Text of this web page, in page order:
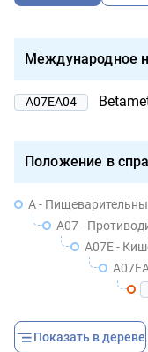
Международное
A07EA04
Положение в
A -
A07 - Противодиарейные,
A07E -
A07EA
Показать в дереве